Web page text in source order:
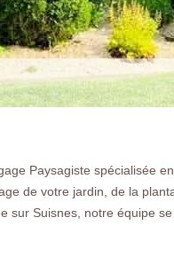
Paysagiste spécialisée
de votre jardin, de la
Suisnes, notre équipe